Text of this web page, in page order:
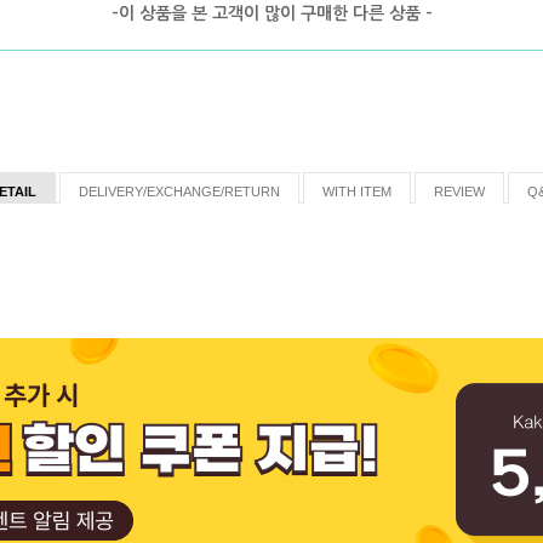
-이 상품을 본 고객이 많이 구매한 다른 상품 -
DELIVERY/EXCHANGE/RETURN WITH ITEM REVIEW